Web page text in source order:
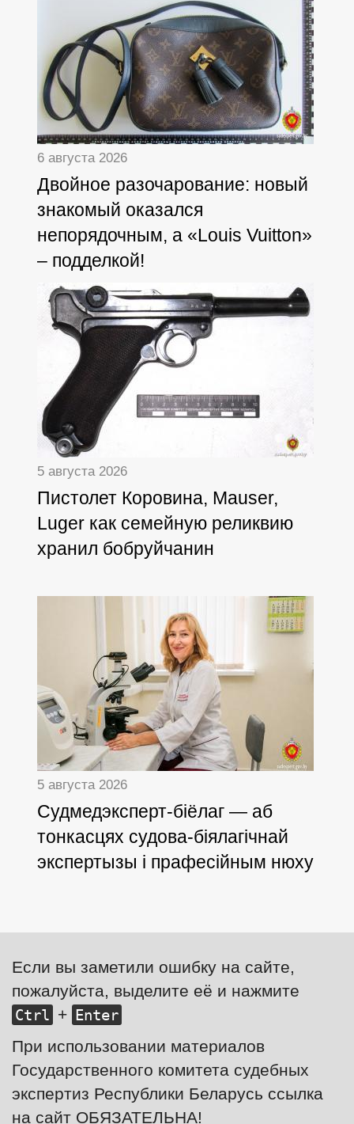
6 августа 2026
Двойное разочарование: новый
знакомый оказался
непорядочным, а «Louis Vuitton»
– подделкой!
5 августа 2026
Пистолет Коровина, Mauser,
Luger как семейную реликвию
хранил бобруйчанин
5 августа 2026
Cудмедэксперт-біёлаг — аб
тонкасцях судова-біялагічнай
экспертызы і прафесійным нюху
Если вы заметили ошибку на сайте,
пожалуйста, выделите её и нажмите
Ctrl + Enter
При использовании материалов
Государственного комитета судебных
экспертиз Республики Беларусь ссылка
на сайт ОБЯЗАТЕЛЬНА!